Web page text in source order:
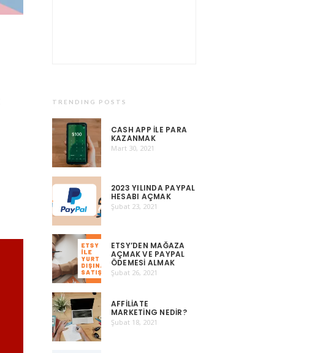
TRENDING POSTS
CASH APP ILE PARA
KAZANMAK
Mart 30, 2021
2023 YILINDA PAYPAL
HESABI AÇMAK
Şubat 23, 2021
ETSY’DEN MAĞAZA
AÇMAK VE PAYPAL
ÖDEMESI ALMAK
Şubat 26, 2021
AFFILIATE
MARKETING NEDIR?
Şubat 18, 2021